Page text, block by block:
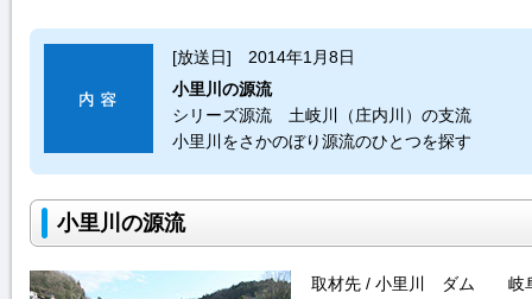
[放送日] 2014年1月8日
小里川の源流
シリーズ源流 土岐川（庄内川）の支流
小里川をさかのぼり源流のひとつを探す
小里川の源流
取材先 / 小里川 ダム 岐阜